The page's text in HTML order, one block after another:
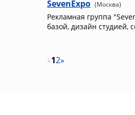
SevenExpo (Москва)
Рекламная группа
базой, дизайн студией,
«12»